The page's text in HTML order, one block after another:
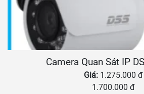
Camera Quan Sát IP
Giá: 1.275.000 đ
1.700.000 đ